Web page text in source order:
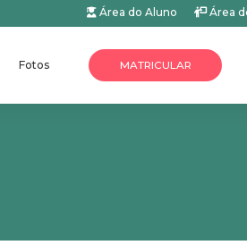
Área do Aluno Área
Fotos MATRICULAR